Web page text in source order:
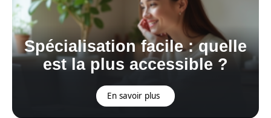
Spécialisation facile : quelle
est la plus accessible ?
En savoir plus